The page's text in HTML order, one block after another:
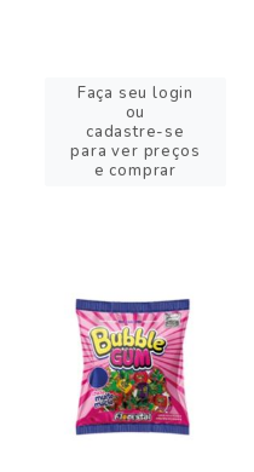
Faça seu login
ou
cadastre-se
para ver preços
e comprar